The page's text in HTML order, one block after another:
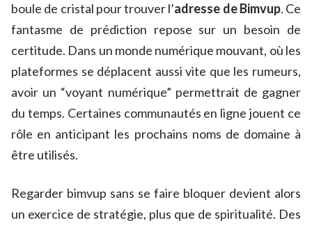
boule de cristal pour trouver l’adresse de Bimvup. Ce
fantasme de prédiction repose sur un besoin de
certitude. Dans un monde numérique mouvant, où les
plateformes se déplacent aussi vite que les rumeurs,
avoir un “voyant numérique” permettrait de gagner
du temps. Certaines communautés en ligne jouent ce
rôle en anticipant les prochains noms de domaine à
être utilisés.
Regarder bimvup sans se faire bloquer devient alors
un exercice de stratégie, plus que de spiritualité. Des